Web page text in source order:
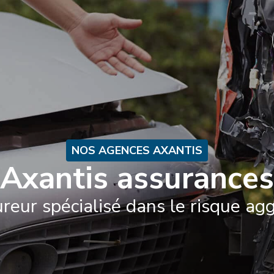
PARTICULIERS PROFESSIONNELS
NOS AGENCES AXANTIS
Axantis assurances
spécialisé dans le risque